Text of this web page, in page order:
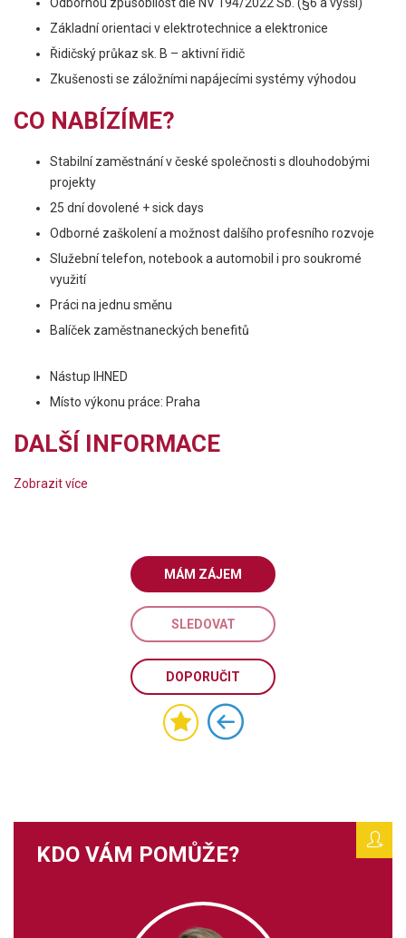
Základní orientaci v elektrotechnice a elektronice
Řidičský průkaz sk. B – aktivní řidič
Zkušenosti se záložními napájecími systémy výhodou
CO NABÍZÍME?
Stabilní zaměstnání v české společnosti s dlouhodobými
projekty
25 dní dovolené + sick days
Odborné zaškolení a možnost dalšího profesního rozvoje
Služební telefon, notebook a automobil i pro soukromé
využití
Práci na jednu směnu
Balíček zaměstnaneckých benefitů
Nástup IHNED
Místo výkonu práce: Praha
DALŠÍ INFORMACE
Zobrazit více
MÁM ZÁJEM
SLEDOVAT
DOPORUČIT
KDO VÁM POMŮŽE?